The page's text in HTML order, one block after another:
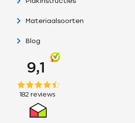
Materiaalsoorten
Blog